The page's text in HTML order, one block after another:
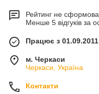
Рейтинг не
Менше 5 відгуків за
Працює з 01.09.2011
м. Черкаси
Черкаси, Україна
Контакти